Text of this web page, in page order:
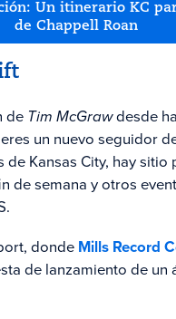
Un itinerario KC
de Chappell Roan
de Tim McGrawdesde
un nuevo seguidor
de Kansas City, hay sitio
de semana y otros
dondeMills Record
de lanzamiento de un